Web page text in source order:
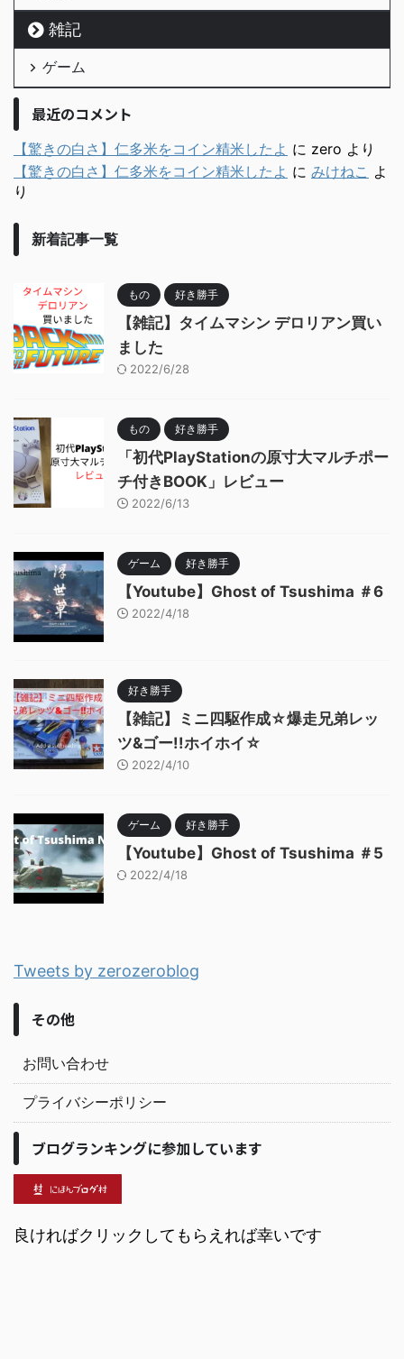
雑記
ゲーム
最近のコメント
【驚きの白さ】仁多米をコイン精米したよ に zero より
【驚きの白さ】仁多米をコイン精米したよ に みけねこ よ
り
新着記事一覧
もの 好き勝手
【雑記】タイムマシン デロリアン買い
ました
2022/6/28
もの 好き勝手
「初代PlayStationの原寸大マルチポー
チ付きBOOK」レビュー
2022/6/13
ゲーム 好き勝手
【Youtube】Ghost of Tsushima ＃6
2022/4/18
好き勝手
【雑記】ミニ四駆作成☆爆走兄弟レッ
ツ&ゴー!!ホイホイ☆
2022/4/10
ゲーム 好き勝手
【Youtube】Ghost of Tsushima ＃5
2022/4/18
Tweets by zerozeroblog
その他
お問い合わせ
プライバシーポリシー
ブログランキングに参加しています
良ければクリックしてもらえれば幸いです